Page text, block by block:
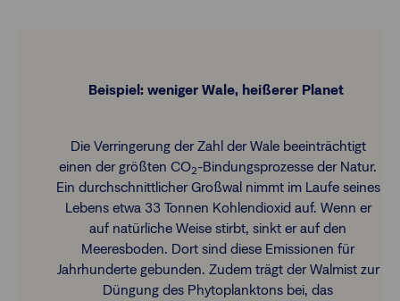
Beispiel: weniger Wale, heißerer Planet
Die Verringerung der Zahl der Wale beeinträchtigt
einen der größten CO2-Bindungsprozesse der Natur.
Ein durchschnittlicher Großwal nimmt im Laufe seines
Lebens etwa 33 Tonnen Kohlendioxid auf. Wenn er
auf natürliche Weise stirbt, sinkt er auf den
Meeresboden. Dort sind diese Emissionen für
Jahrhunderte gebunden. Zudem trägt der Walmist zur
Düngung des Phytoplanktons bei, das